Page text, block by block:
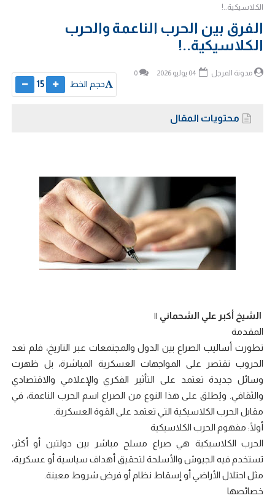
الكلاسيكية..!
الفرق بين الحرب الناعمة والحرب
الكلاسيكية..!
مدونة المرجل 0
حجم الخط 15
محتويات المقال
الشيخ أكبر علي الشحماني ||
المقدمة
تطورت أساليب الصراع بين الدول والمجتمعات عبر التاريخ، فلم تعد
الحروب تقتصر على المواجهات العسكرية المباشرة، بل ظهرت
وسائل جديدة تعتمد على التأثير الفكري والإعلامي والاقتصادي
والثقافي. ويُطلق على هذا النوع من الصراع اسم الحرب الناعمة، في
مقابل الحرب الكلاسيكية التي تعتمد على القوة العسكرية.
أولًا: مفهوم الحرب الكلاسيكية
الحرب الكلاسيكية هي صراع مسلح مباشر بين دولتين أو أكثر،
تستخدم فيه الجيوش والأسلحة لتحقيق أهداف سياسية أو عسكرية،
مثل احتلال الأراضي أو إسقاط نظام أو فرض شروط معينة.
خصائصها